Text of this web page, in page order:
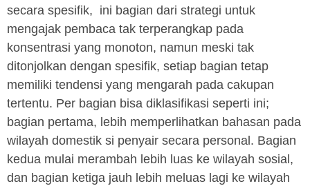
secara spesifik, ini bagian dari strategi untuk
mengajak pembaca tak terperangkap pada
konsentrasi yang monoton, namun meski tak
ditonjolkan dengan spesifik, setiap bagian tetap
memiliki tendensi yang mengarah pada cakupan
tertentu. Per bagian bisa diklasifikasi seperti ini;
bagian pertama, lebih memperlihatkan bahasan pada
wilayah domestik si penyair secara personal. Bagian
kedua mulai merambah lebih luas ke wilayah sosial,
dan bagian ketiga jauh lebih meluas lagi ke wilayah